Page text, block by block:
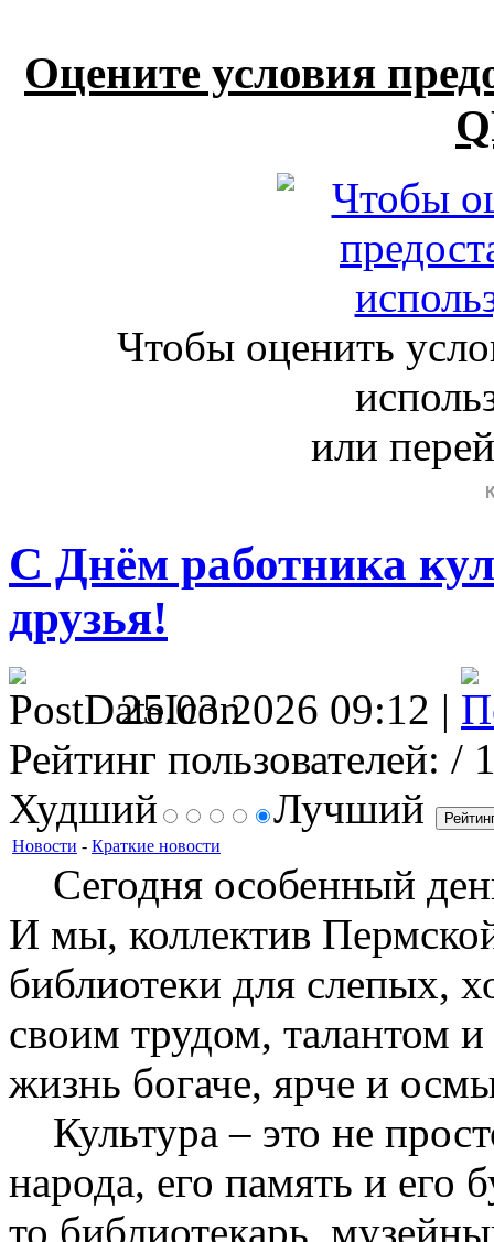
Оцените условия
Чтобы оценить
или
С Днём работника
друзья!
25.03.2026 09:12 |
Рейтинг пользователей: /
Худший
Лучший
Новости - Краткие новости
Сегодня особенный
И мы, коллектив
библиотеки для слепых,
своим трудом, талантом
жизнь богаче, ярче и
Культура – это не
народа, его память и его
то библиотекарь,